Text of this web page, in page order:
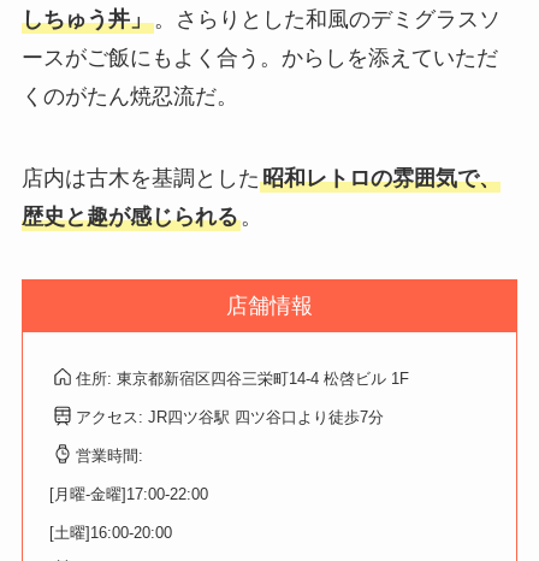
しちゅう丼」。さらりとした和風のデミグラスソ
ースがご飯にもよく合う。からしを添えていただ
くのがたん焼忍流だ。
店内は古木を基調とした昭和レトロの雰囲気で、
歴史と趣が感じられる。
店舗情報
住所: 東京都新宿区四谷三栄町14-4 松啓ビル 1F
アクセス: JR四ツ谷駅 四ツ谷口より徒歩7分
営業時間:
[月曜-金曜]17:00-22:00
[土曜]16:00-20:00